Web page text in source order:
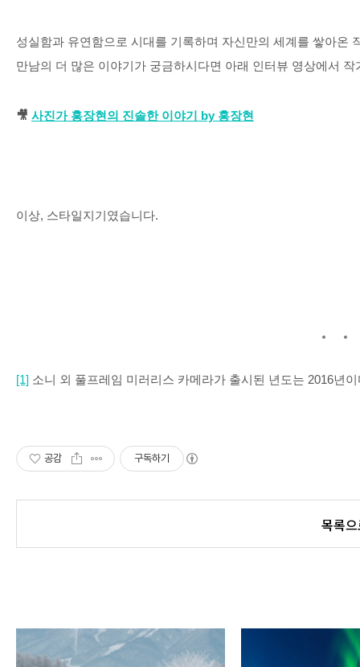
성실함과 유연함으로 시대를 기록하며 자신만의 세계를 쌓아온
만남의 더 많은 이야기가 궁금하시다면 아래 인터뷰 영상에서
🎥 사진가 홍장현의 진솔한 이야기 by 홍장현
이상, 스타일지기였습니다.
[1] 소니 외 풀프레임 미러리스 카메라가 출시된 년도는 2016년
공감 구독하기
목록